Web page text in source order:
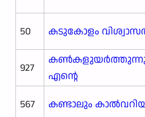
50
കടുകോളം
927
എന്റെ
567
കണ്ടാലും